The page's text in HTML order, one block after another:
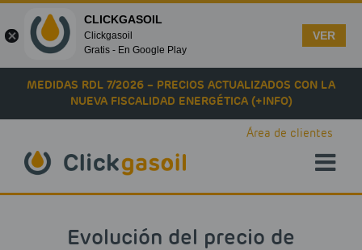
Skip to main content
MEDIDAS RDL 7/2026 – PRECIOS ACTUALIZADOS CON LA
NUEVA FISCALIDAD ENERGÉTICA (+INFO)
Área de clientes
Evolución del precio de
CLICKGASOIL
Clickgasoil
Gratis - En Google Play
VER